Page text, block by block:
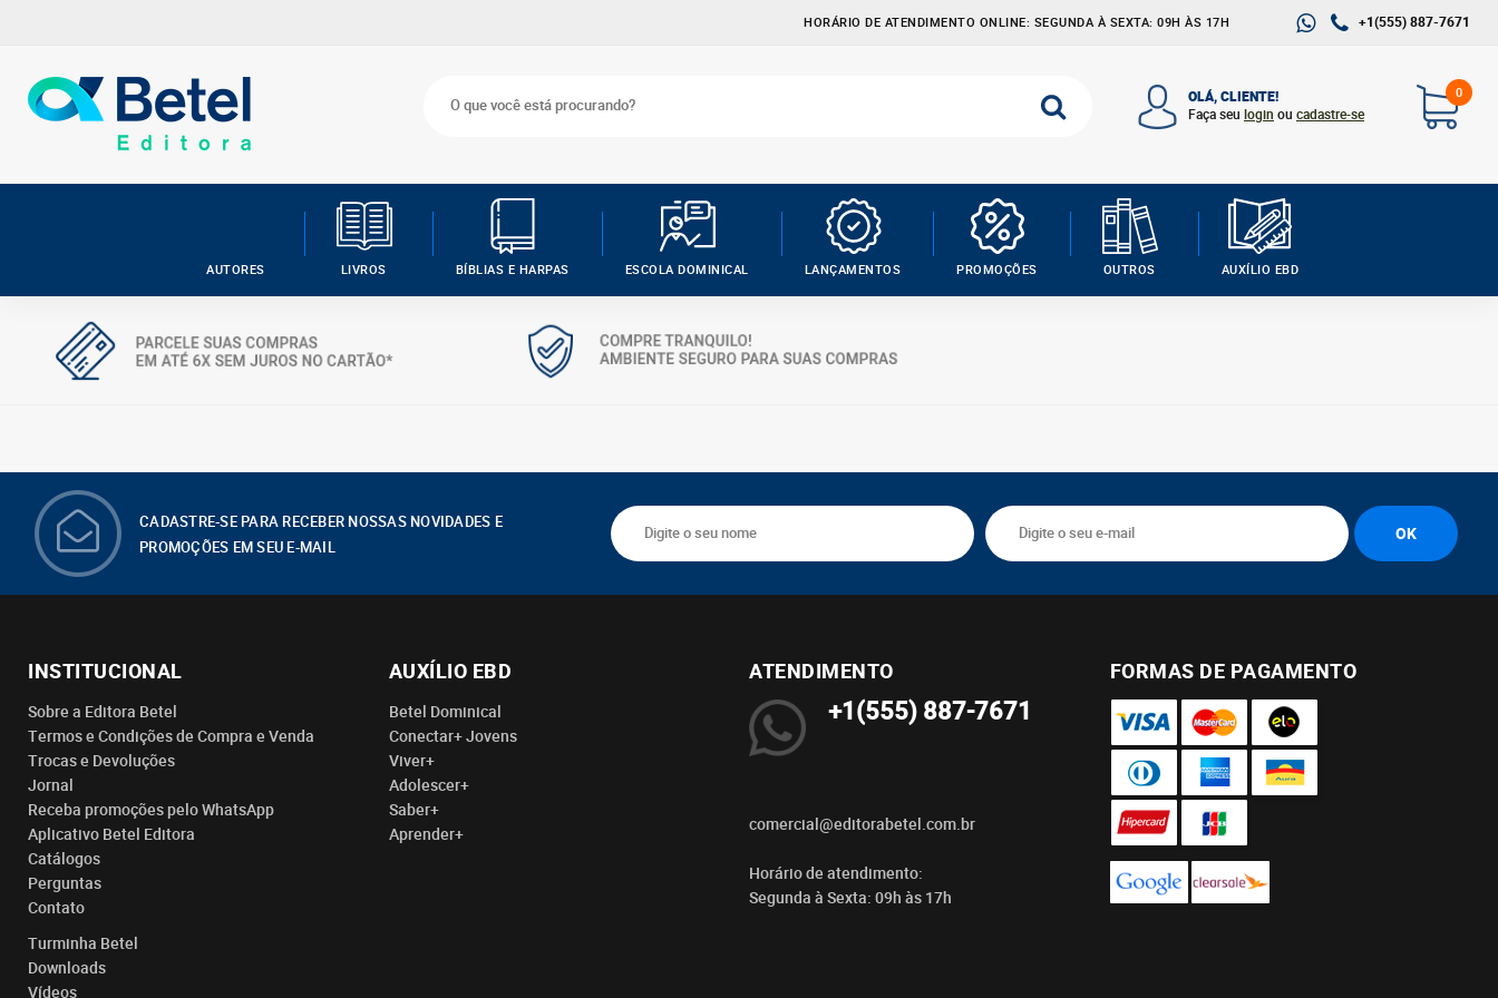
+1(555) 887-7671
HORÁRIO DE ATENDIMENTO ONLINE: SEGUNDA À SEXTA: 09H ÀS 17H
0
OLÁ, CLIENTE!
Faça seu login ou cadastre-se
AUTORES LIVROS BÍBLIAS E HARPAS ESCOLA DOMINICAL LANÇAMENTOS PROMOÇÕES OUTROS AUXÍLIO EBD
CADASTRE-SE PARA RECEBER NOSSAS NOVIDADES E
PROMOÇÕES EM SEU E-MAIL
INSTITUCIONAL
Sobre a Editora Betel
Termos e Condições de Compra e Venda
Trocas e Devoluções
Jornal
Receba promoções pelo WhatsApp
Aplicativo Betel Editora
Catálogos
Perguntas
Contato
Turminha Betel
Downloads
Vídeos
AUXÍLIO EBD
Betel Dominical
Conectar+ Jovens
Viver+
Adolescer+
Saber+
Aprender+
ATENDIMENTO
+1(555) 887-7671
comercial@editorabetel.com.br
Horário de atendimento:
Segunda à Sexta: 09h às 17h
FORMAS DE PAGAMENTO